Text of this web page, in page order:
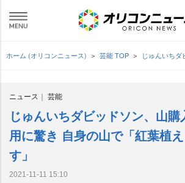
ホーム (オリコンニュース) 芸能 TOP じゅんいち
ニュース 芸能
じゅんいちダビッドソン、山
用に驚き 自身の山で「紅葉植
す」
2021-11-11 15:10